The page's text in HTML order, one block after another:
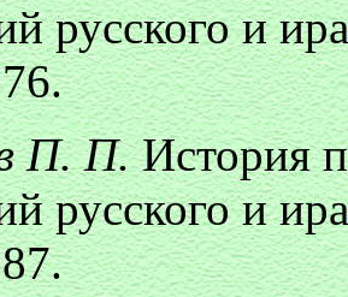
русского и
П. П.История
русского и